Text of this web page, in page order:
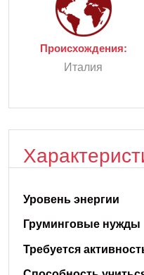
Происхождения:
Италия
Уровень энергии
Груминговые нужды
Требуется